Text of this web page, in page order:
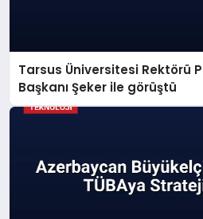
Tarsus Üniversitesi Rektörü
Başkanı Şeker ile görüştü